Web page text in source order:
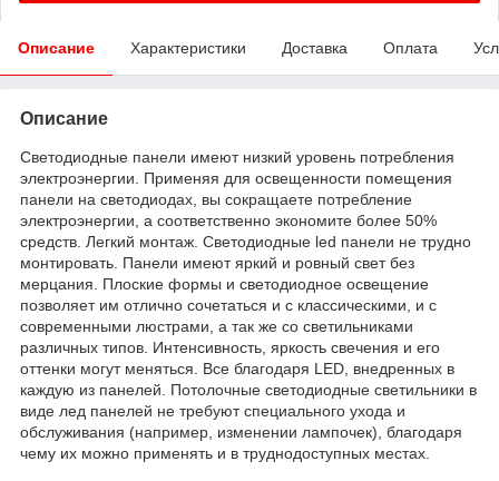
Описание Характеристики Доставка Оплата
Описание
Светодиодные панели имеют низкий уровень потребления
электроэнергии. Применяя для освещенности помещения
панели на светодиодах, вы сокращаете потребление
электроэнергии, а соответственно экономите более 50%
средств. Легкий монтаж. Светодиодные led панели не трудно
монтировать. Панели имеют яркий и ровный свет без
мерцания. Плоские формы и светодиодное освещение
позволяет им отлично сочетаться и с классическими, и с
современными люстрами, а так же со светильниками
различных типов. Интенсивность, яркость свечения и его
оттенки могут меняться. Все благодаря LED, внедренных в
каждую из панелей. Потолочные светодиодные светильники в
виде лед панелей не требуют специального ухода и
обслуживания (например, изменении лампочек), благодаря
чему их можно применять и в труднодоступных местах.